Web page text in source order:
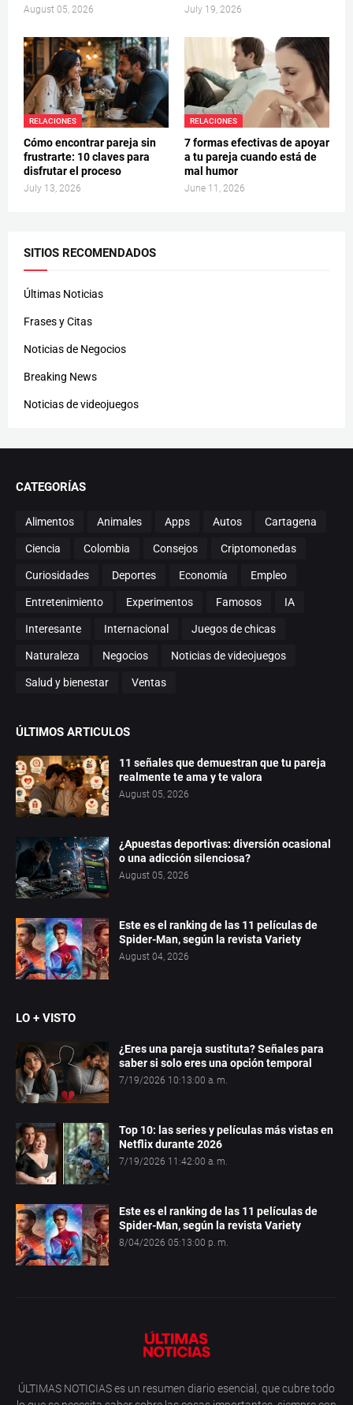
August 05, 2026 July 19, 2026
RELACIONES
Cómo encontrar pareja sin
frustrarte: 10 claves para
disfrutar el proceso
July 13, 2026
RELACIONES
7 formas efectivas de apoyar
a tu pareja cuando está de
mal humor
June 11, 2026
SITIOS RECOMENDADOS
Últimas Noticias
Frases y Citas
Noticias de Negocios
Breaking News
Noticias de videojuegos
CATEGORÍAS
Alimentos Animales Apps Autos Cartagena
Ciencia Colombia Consejos Criptomonedas
Curiosidades Deportes Economía Empleo
Entretenimiento Experimentos Famosos IA
Interesante Internacional Juegos de chicas
Naturaleza Negocios Noticias de videojuegos
Salud y bienestar Ventas
ÚLTIMOS ARTICULOS
11 señales que demuestran que tu pareja
realmente te ama y te valora
August 05, 2026
¿Apuestas deportivas: diversión ocasional
o una adicción silenciosa?
August 05, 2026
Este es el ranking de las 11 películas de
Spider-Man, según la revista Variety
August 04, 2026
LO + VISTO
¿Eres una pareja sustituta? Señales para
saber si solo eres una opción temporal
7/19/2026 10:13:00 a. m.
Top 10: las series y películas más vistas en
Netflix durante 2026
7/19/2026 11:42:00 a. m.
Este es el ranking de las 11 películas de
Spider-Man, según la revista Variety
8/04/2026 05:13:00 p. m.
ÚLTIMAS NOTICIAS es un resumen diario esencial, que cubre todo